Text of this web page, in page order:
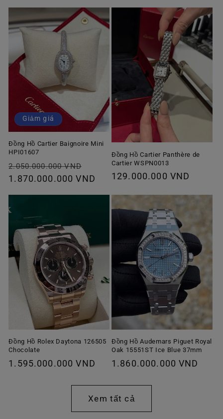
thường
Giảm giá
Đồng Hồ Cartier Baignoire Mini
HPI01607
Giá
thông
2.050.000.000 VND
ưu
1.870.000.000 VND
Đồng Hồ Cartier Panthère de
Cartier WSPN0013
Giá
thường
129.000.000 VND
Đồng Hồ Rolex Daytona 126505
Chocolate
Giá
1.595.000.000 VND
Đồng Hồ Audemars Piguet Royal
Oak 15551ST Ice Blue 37mm
Giá
thường
1.860.000.000 VND
Xem tất cả